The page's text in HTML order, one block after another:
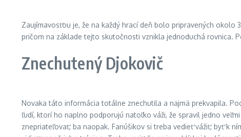
Zaujímavosťou je, že na každý hrací deň bolo pripravených
pričom na základe tejto skutočnosti vznikla jednoduchá rovnica.
Znechutený Djokovič
Novaka táto informácia totálne znechutila a najmä prekvapila.
ľudí, ktorí ho naplno podporujú natoľko váži, že spravil jedno
znepriateľovať, ba naopak. Fanúšikov si treba vedieť vážiť, byť k